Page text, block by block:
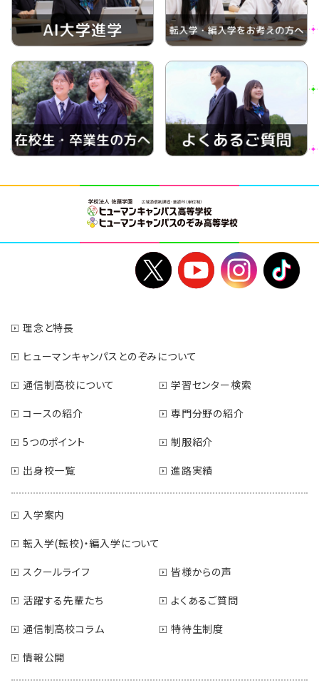
理念と特長
ヒューマンキャンパスとのぞみについて
通信制高校について
学習センター検索
コースの紹介
専門分野の紹介
5つのポイント
制服紹介
出身校一覧
進路実績
入学案内
転入学(転校)・編入学について
スクールライフ
皆様からの声
活躍する先輩たち
よくあるご質問
通信制高校コラム
特待生制度
情報公開